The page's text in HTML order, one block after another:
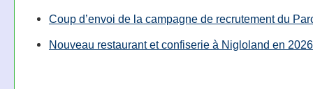
Coup d’envoi de la campagne de recrutement du
Nouveau restaurant et confiserie à Nigloland en 2026